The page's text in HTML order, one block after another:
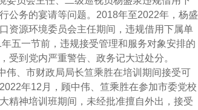
公务的宴请等问题。2018年至2022年，杨盛
资源环境委员会主任期间，违规借用下属单
五一节前，违规接受管理和服务对象安排的
受到党内严重警告、政务记大过处分。
、市财政局局长笪乘胜在培训期间接受可
年12月，顾中伟、笪乘胜在参加市委党校
精神培训班期间，未经批准擅自外出，接受